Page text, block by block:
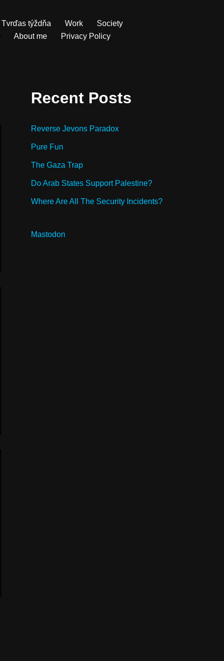
Tvrďas týždňa Work
Society
About me Privacy Policy
Recent Posts
Reverse Jevons Paradox
Pure Fun
The Gaza Trap
Do Arab States Support Palestine?
Where Are All The Security Incidents?
Mastodon